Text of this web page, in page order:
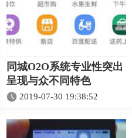
同城O2O系统专业性突出
呈现与众不同特色
2019-07-30 19:38:52